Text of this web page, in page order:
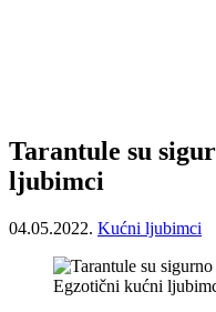
Tarantule su
ljubimci
04.05.2022. Kućni ljubimci
Egzotični kućni